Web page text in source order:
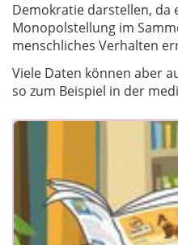
Demokratie darstellen, da
Monopolstellung im
menschliches Verhalten
Viele Daten können aber
so zum Beispiel in der